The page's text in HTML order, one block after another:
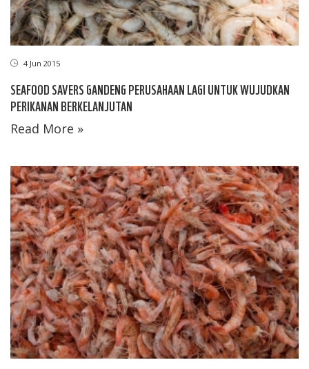
4 Jun 2015
SEAFOOD SAVERS GANDENG PERUSAHAAN LAGI UNTUK WUJUDKAN
PERIKANAN BERKELANJUTAN
Read More »